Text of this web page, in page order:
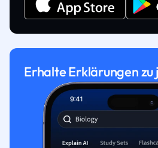
Erhalte Erklärungen